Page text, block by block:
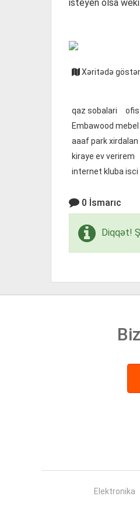
isteyen olsa
Xəritədə
qaz sobalari
Embawood
aaaf park
kiraye ev verirem
internet kluba isci
0 İsmarıc
Diqqət!
Elektronika